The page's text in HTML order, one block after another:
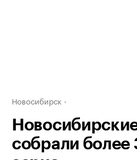
Новосибирск
собрали более